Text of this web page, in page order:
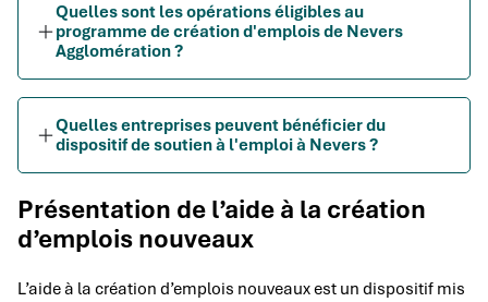
Quelles sont les opérations éligibles au
programme de création d'emplois de Nevers
Agglomération ?
Quelles entreprises peuvent bénéficier du
dispositif de soutien à l'emploi à Nevers ?
Présentation de l’aide à la création
d’emplois nouveaux
L’aide à la création d’emplois nouveaux est un dispositif mis